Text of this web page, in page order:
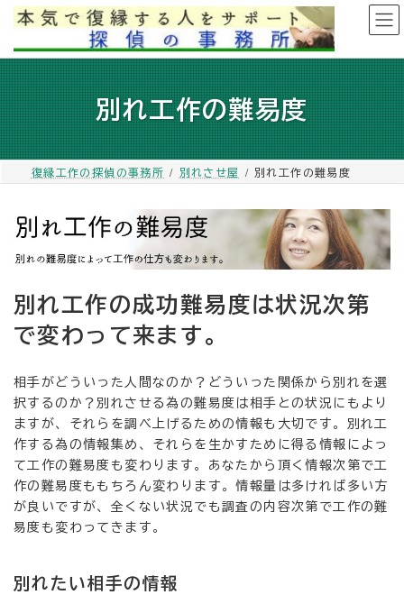
ン
ツ
へ
ス
キ
ッ
ー
シ
ョ
ン
に
移
別れ工作の難易度
復縁工作の探偵の事務所 別れさせ屋 別れ工作の難易度
別れ工作の成功難易度は状況次第
で変わって来ます。
相手がどういった人間なのか？どういった関係から別れを選
択するのか？別れさせる為の難易度は相手との状況にもより
ますが、それらを調べ上げるための情報も大切です。別れ工
作する為の情報集め、それらを生かすために得る情報によっ
て工作の難易度も変わります。あなたから頂く情報次第で工
作の難易度ももちろん変わります。情報量は多ければ多い方
が良いですが、全くない状況でも調査の内容次第で工作の難
易度も変わってきます。
別れたい相手の情報